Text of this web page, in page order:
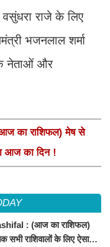
वसुंधरा राजे के लिए
भजनलाल शर्मा
के नेताओं और
का राशिफल) मेष से
आज का दिन !
: (आज का राशिफल)
सभी राशिवालों के लिए ऐसा